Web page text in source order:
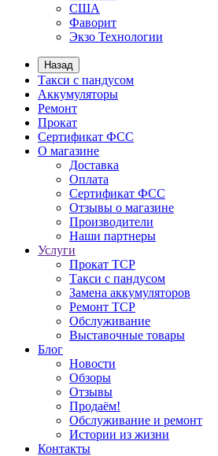
США
Фаворит
Экзо Технологии
Назад
Такси с пандусом
Аккумуляторы
Ремонт
Прокат
Сертификат ФСС
О магазине
Доставка
Оплата
Сертификат ФСС
Отзывы о магазине
Производители
Наши партнеры
Услуги
Прокат ТСР
Такси с пандусом
Замена аккумуляторов
Ремонт ТСР
Обслуживание
Выставочные товары
Блог
Новости
Обзоры
Отзывы
Продаём!
Обслуживание и ремонт
Истории из жизни
Контакты